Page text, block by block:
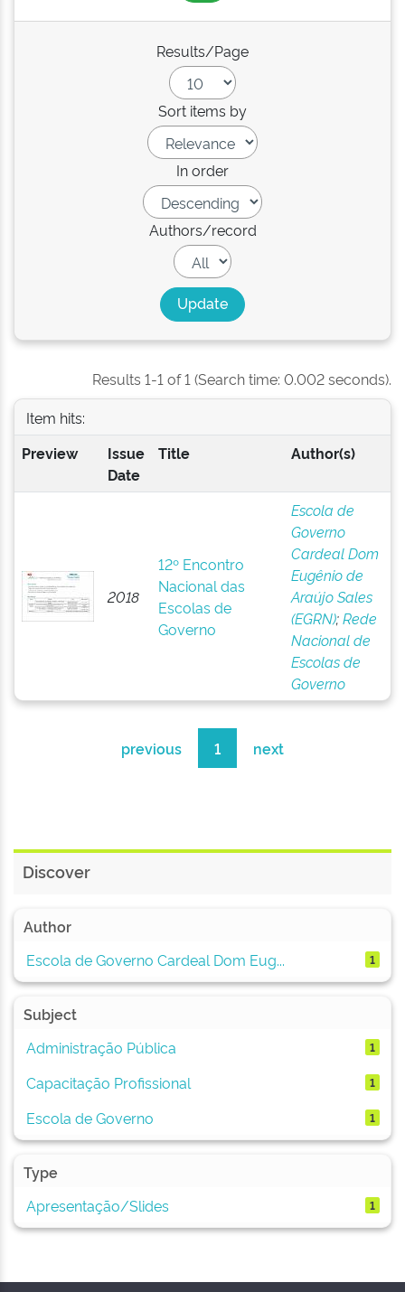
Results/Page
Sort items by
In order
Authors/record
Results 1-1 of 1 (Search time: 0.002 seconds).
Item hits:
Preview
Issue
Date
Title Author(s)
2018
12º Encontro
Nacional das
Escolas de
Governo
Escola de
Governo
Cardeal Dom
Eugênio de
Araújo Sales
(EGRN);Rede
Nacional de
Escolas de
Governo
previous 1 next
Discover
Author
Escola de Governo Cardeal Dom Eug...
1
Subject
Administração Pública
1
Capacitação Profissional 1
Escola de Governo 1
Type
Apresentação/Slides
1